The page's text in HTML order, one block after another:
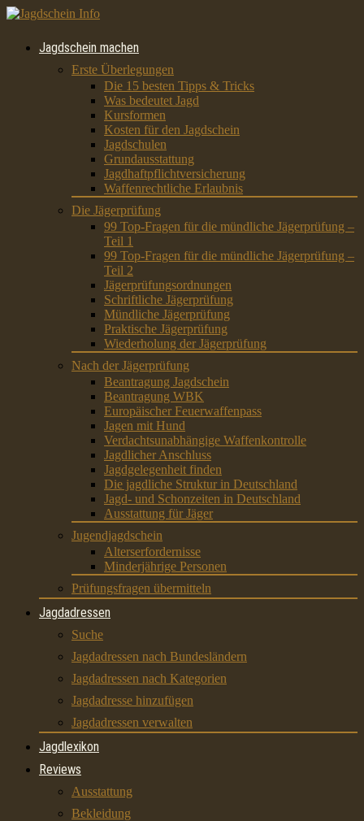
Jagdschein machen
Erste Überlegungen
Die 15 besten Tipps & Tricks
Was bedeutet Jagd
Kursformen
Kosten für den Jagdschein
Jagdschulen
Grundausstattung
Jagdhaftpflichtversicherung
Waffenrechtliche Erlaubnis
Die Jägerprüfung
99 Top-Fragen für die mündliche Jägerprüfung –
Teil 1
99 Top-Fragen für die mündliche Jägerprüfung –
Teil 2
Jägerprüfungsordnungen
Schriftliche Jägerprüfung
Mündliche Jägerprüfung
Praktische Jägerprüfung
Wiederholung der Jägerprüfung
Nach der Jägerprüfung
Beantragung Jagdschein
Beantragung WBK
Europäischer Feuerwaffenpass
Jagen mit Hund
Verdachtsunabhängige Waffenkontrolle
Jagdlicher Anschluss
Jagdgelegenheit finden
Die jagdliche Struktur in Deutschland
Jagd- und Schonzeiten in Deutschland
Ausstattung für Jäger
Jugendjagdschein
Alterserfordernisse
Minderjährige Personen
Prüfungsfragen übermitteln
Jagdadressen
Suche
Jagdadressen nach Bundesländern
Jagdadressen nach Kategorien
Jagdadresse hinzufügen
Jagdadressen verwalten
Jagdlexikon
Reviews
Ausstattung
Bekleidung